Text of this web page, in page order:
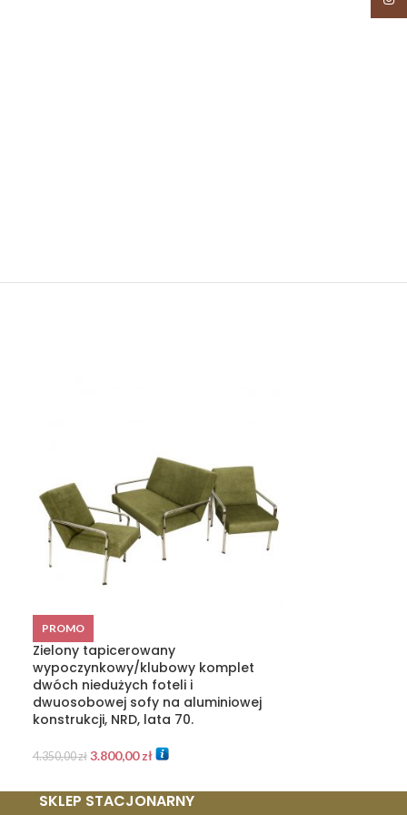
PROMO
Zielony tapicerowany
wypoczynkowy/klubowy komplet
dwóch niedużych foteli i
dwuosobowej sofy na aluminiowej
konstrukcji, NRD, lata 70.
4.350,00zł 3.800,00zł
SKLEP STACJONARNY